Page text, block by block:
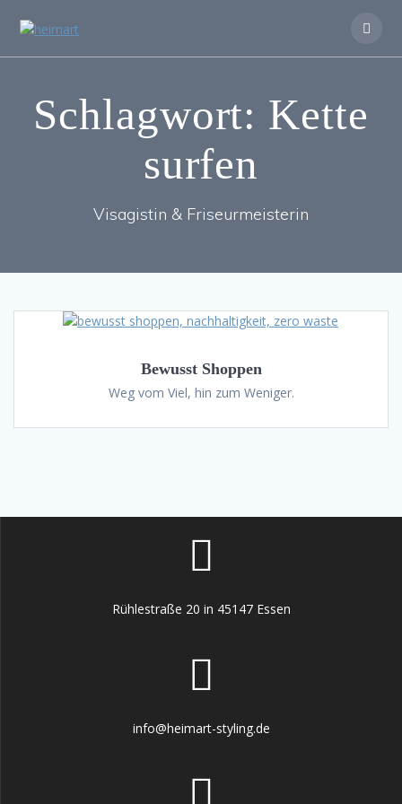
Schlagwort: Kette
surfen
Visagistin & Friseurmeisterin
Bewusst Shoppen
Weg vom Viel, hin zum Weniger.
Rühlestraße 20 in 45147 Essen
info@heimart-styling.de